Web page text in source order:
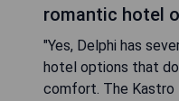
romantic hotel
"Yes, Delphi has
hotel options that
comfort. The Kastro